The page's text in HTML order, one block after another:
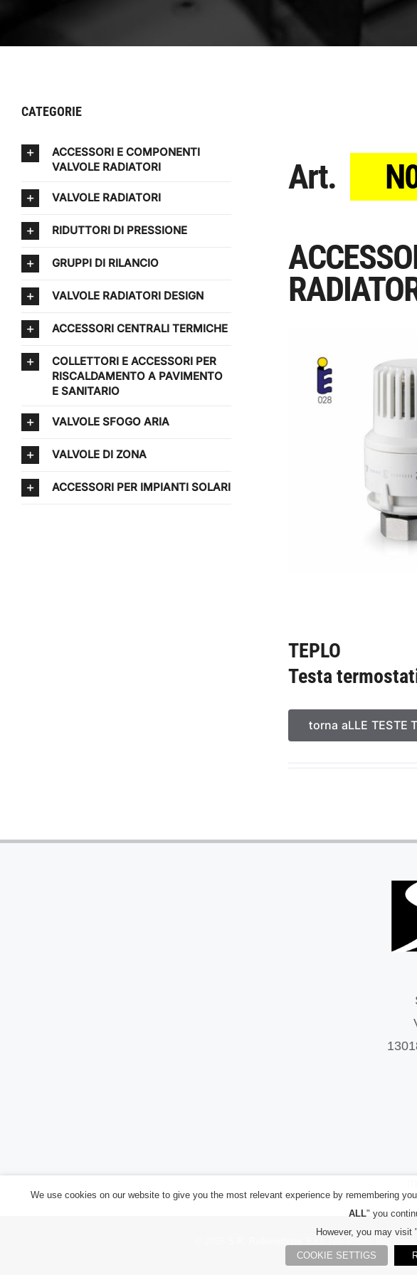
Art.
TEPLO
Testa
torna aLLE TESTE
CATEGORIE
ACCESSORI E COMPONENTI
VALVOLE RADIATORI
VALVOLE RADIATORI
RIDUTTORI DI PRESSIONE
GRUPPI DI RILANCIO
VALVOLE RADIATORI DESIGN
ACCESSORI CENTRALI TERMICHE
COLLETTORI E ACCESSORI PER
RISCALDAMENTO A PAVIMENTO
E SANITARIO
VALVOLE SFOGO ARIA
VALVOLE DI ZONA
ACCESSORI PER IMPIANTI SOLARI
Powered
We use cookies on our website to give you the most relevant experience by remembering
ALL" you
However, you may visit
COOKIE SETTIGS